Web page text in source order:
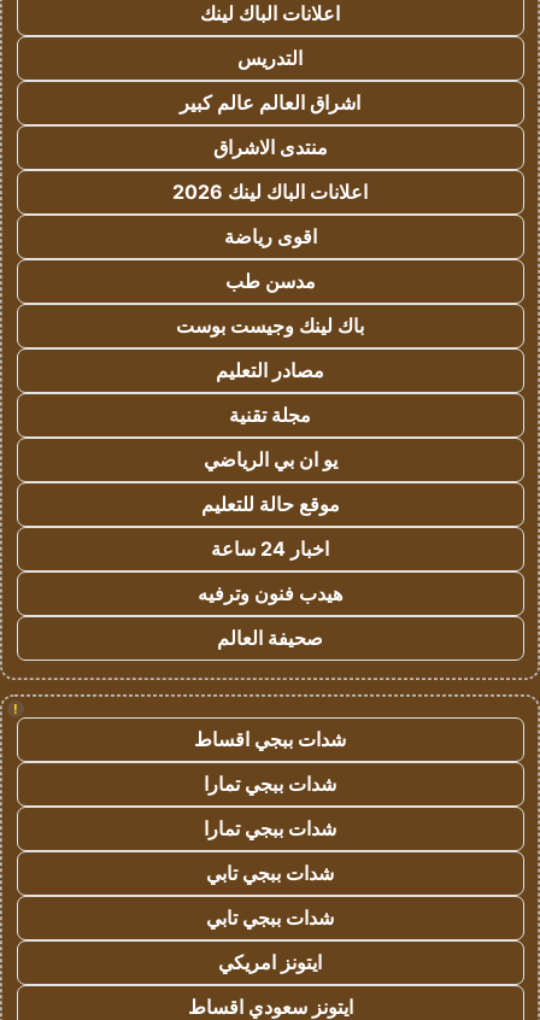
اعلانات الباك لينك
التدريس
اشراق العالم عالم كبير
منتدى الاشراق
اعلانات الباك لينك 2026
اقوى رياضة
مدسن طب
باك لينك وجيست بوست
مصادر التعليم
مجلة تقنية
يو ان بي الرياضي
موقع حالة للتعليم
اخبار 24 ساعة
هيدب فنون وترفيه
صحيفة العالم
!
شدات ببجي اقساط
شدات ببجي تمارا
شدات ببجي تمارا
شدات ببجي تابي
شدات ببجي تابي
ايتونز امريكي
ايتونز سعودي اقساط